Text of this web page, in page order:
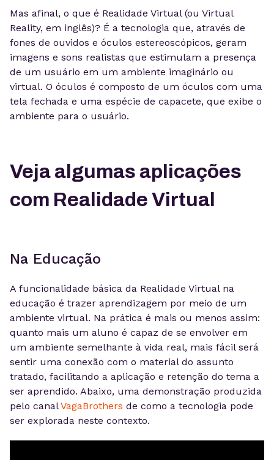
Mas afinal, o que é Realidade Virtual (ou Virtual
Reality, em inglês)? É a tecnologia que, através de
fones de ouvidos e óculos estereoscópicos, geram
imagens e sons realistas que estimulam a presença
de um usuário em um ambiente imaginário ou
virtual. O óculos é composto de um óculos com uma
tela fechada e uma espécie de capacete, que exibe o
ambiente para o usuário.
Veja algumas aplicações
com Realidade Virtual
Na Educação
A funcionalidade básica da Realidade Virtual na
educação é trazer aprendizagem por meio de um
ambiente virtual. Na prática é mais ou menos assim:
quanto mais um aluno é capaz de se envolver em
um ambiente semelhante à vida real, mais fácil será
sentir uma conexão com o material do assunto
tratado, facilitando a aplicação e retenção do tema a
ser aprendido. Abaixo, uma demonstração produzida
pelo canalVagaBrothers de como a tecnologia pode
ser explorada neste contexto.